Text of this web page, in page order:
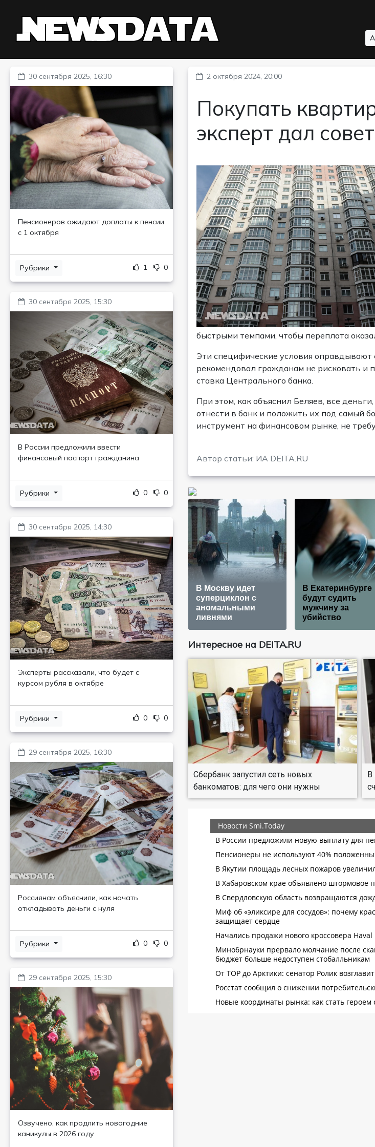
30 сентября 2025, 16:30
Пенсионеров ожидают доплаты к пенсии
с 1 октября
Рубрики 1 0
30 сентября 2025, 15:30
В России предложили ввести
финансовый паспорт гражданина
Рубрики 0 0
30 сентября 2025, 14:30
Эксперты рассказали, что будет с
курсом рубля в октябре
Рубрики 0 0
29 сентября 2025, 16:30
Россиянам объяснили, как начать
откладывать деньги с нуля
Рубрики 0 0
29 сентября 2025, 15:30
Озвучено, как продлить новогодние
каникулы в 2026 году
2 октября 2024, 20:00
Покупать
эксперт дал
быстрыми темпами, чтобы переплата
Эти специфические условия оправдывают
рекомендовал гражданам не рисковать и
ставка Центрального банка.
При этом, как объяснил Беляев, все
отнести в банк и положить их под самый
инструмент на финансовом рынке, не
Автор статьи: ИА DEITA.RU
В Москву идет
суперциклон с
аномальными
ливнями
В Екатеринбурге
будут судить
мужчину за
убийство
Интересное на DEITA.RU
Сбербанк запустил сеть новых
банкоматов: для чего они нужны
В